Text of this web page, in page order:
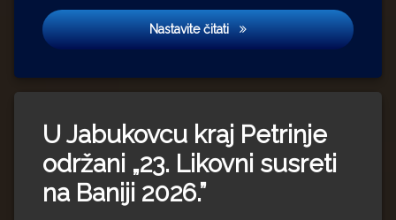
Nastavite čitatiEuropski dani arheologije
U Jabukovcu kraj Petrinje
održani „23. Likovni susreti
na Baniji 2026.”